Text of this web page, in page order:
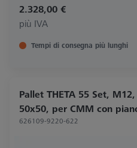
2.328,00 €
più IVA
Tempi di consegna più lunghi
Pallet THETA 55 Set,
50x50, per CMM con
626109-9220-622